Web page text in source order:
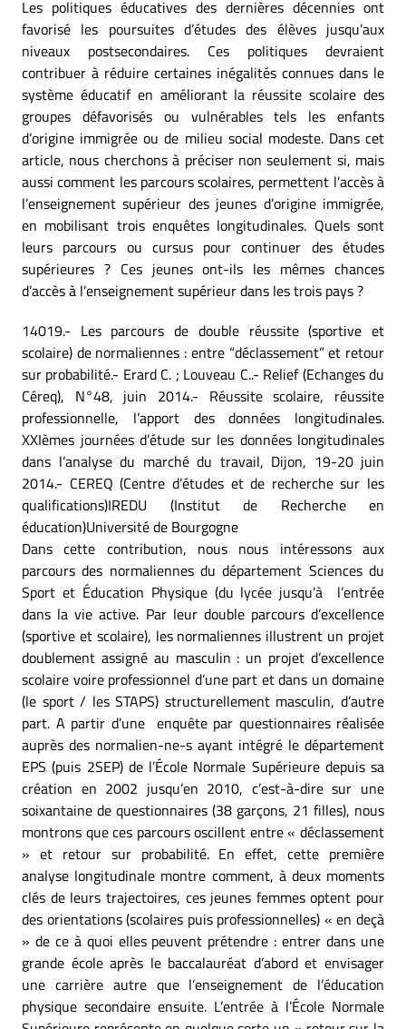
Les politiques éducatives des dernières décennies ont
favorisé les poursuites d’études des élèves jusqu’aux
niveaux postsecondaires. Ces politiques devraient
contribuer à réduire certaines inégalités connues dans le
système éducatif en améliorant la réussite scolaire des
groupes défavorisés ou vulnérables tels les enfants
d’origine immigrée ou de milieu social modeste. Dans cet
article, nous cherchons à préciser non seulement si, mais
aussi comment les parcours scolaires, permettent l’accès à
l’enseignement supérieur des jeunes d’origine immigrée,
en mobilisant trois enquêtes longitudinales. Quels sont
leurs parcours ou cursus pour continuer des études
supérieures ? Ces jeunes ont-ils les mêmes chances
d’accès à l’enseignement supérieur dans les trois pays ?
14019.- Les parcours de double réussite (sportive et
scolaire) de normaliennes : entre “déclassement” et retour
sur probabilité.- Erard C. ; Louveau C..- Relief (Echanges du
Céreq), N°48, juin 2014.- Réussite scolaire, réussite
professionnelle, l’apport des données longitudinales.
XXIèmes journées d’étude sur les données longitudinales
dans l’analyse du marché du travail, Dijon, 19-20 juin
2014.- CEREQ (Centre d’études et de recherche sur les
qualifications)IREDU (Institut de Recherche en
éducation)Université de Bourgogne
Dans cette contribution, nous nous intéressons aux
parcours des normaliennes du département Sciences du
Sport et Éducation Physique (du lycée jusqu’à l’entrée
dans la vie active. Par leur double parcours d’excellence
(sportive et scolaire), les normaliennes illustrent un projet
doublement assigné au masculin : un projet d’excellence
scolaire voire professionnel d’une part et dans un domaine
(le sport / les STAPS) structurellement masculin, d’autre
part. A partir d’une enquête par questionnaires réalisée
auprès des normalien-ne-s ayant intégré le département
EPS (puis 2SEP) de l’École Normale Supérieure depuis sa
création en 2002 jusqu’en 2010, c’est-à-dire sur une
soixantaine de questionnaires (38 garçons, 21 filles), nous
montrons que ces parcours oscillent entre « déclassement
» et retour sur probabilité. En effet, cette première
analyse longitudinale montre comment, à deux moments
clés de leurs trajectoires, ces jeunes femmes optent pour
des orientations (scolaires puis professionnelles) « en deçà
» de ce à quoi elles peuvent prétendre : entrer dans une
grande école après le baccalauréat d’abord et envisager
une carrière autre que l’enseignement de l’éducation
physique secondaire ensuite. L’entrée à l’École Normale